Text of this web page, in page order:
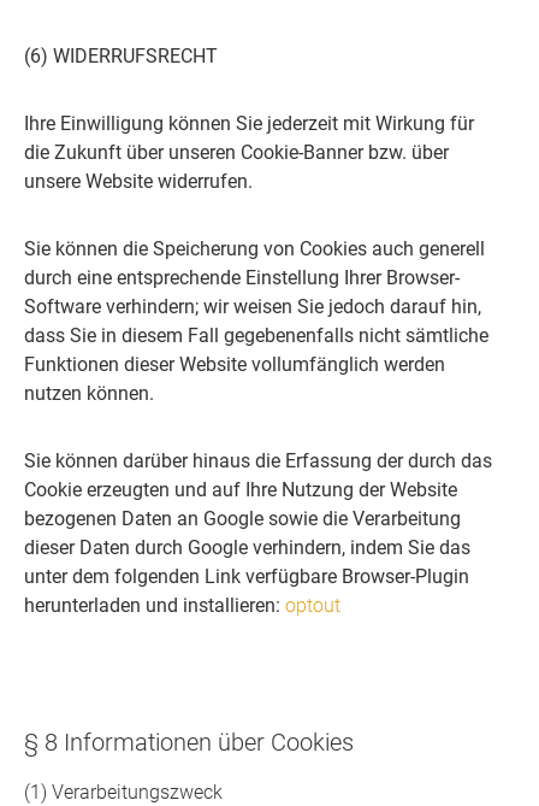
(6) WIDERRUFSRECHT
Ihre Einwilligung können Sie jederzeit mit Wirkung für
die Zukunft über unseren Cookie-Banner bzw. über
unsere Website widerrufen.
Sie können die Speicherung von Cookies auch generell
durch eine entsprechende Einstellung Ihrer Browser-
Software verhindern; wir weisen Sie jedoch darauf hin,
dass Sie in diesem Fall gegebenenfalls nicht sämtliche
Funktionen dieser Website vollumfänglich werden
nutzen können.
Sie können darüber hinaus die Erfassung der durch das
Cookie erzeugten und auf Ihre Nutzung der Website
bezogenen Daten an Google sowie die Verarbeitung
dieser Daten durch Google verhindern, indem Sie das
unter dem folgenden Link verfügbare Browser-Plugin
herunterladen und installieren: optout
§ 8 Informationen über Cookies
(1) Verarbeitungszweck